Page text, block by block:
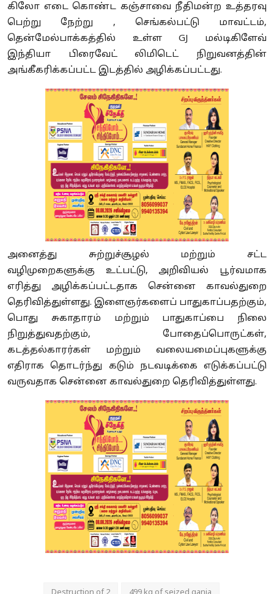
கிலோ எடை கொண்ட கஞ்சாவை நீதிமன்ற உத்தரவு
பெற்று நேற்று , செங்கல்பட்டு மாவட்டம்,
தென்மேல்பாக்கத்தில் உள்ள GJ மல்டிகிளேவ்
இந்தியா பிரைவேட் லிமிடெட் நிறுவனத்தின்
அங்கீகரிக்கப்பட்ட இடத்தில் அழிக்கப்பட்டது.
அனைத்து சுற்றுச்சூழல் மற்றும் சட்ட
வழிமுறைகளுக்கு உட்பட்டு, அறிவியல் பூர்வமாக
எரித்து அழிக்கப்பட்டதாக சென்னை காவல்துறை
தெரிவித்துள்ளது. இளைஞர்களைப் பாதுகாப்பதற்கும்,
பொது சுகாதாரம் மற்றும் பாதுகாப்பை நிலை
நிறுத்துவதற்கும், போதைப்பொருட்கள்,
கடத்தல்காரர்கள் மற்றும் வலையமைப்புகளுக்கு
எதிராக தொடர்ந்து கடும் நடவடிக்கை எடுக்கப்பட்டு
வருவதாக சென்னை காவல்துறை தெரிவித்துள்ளது.